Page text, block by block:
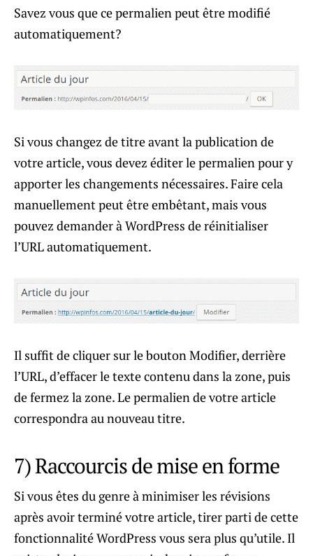
Savez vous que ce permalien peut être modifié
automatiquement?
Si vous changez de titre avant la publication de
votre article, vous devez éditer le permalien pour y
apporter les changements nécessaires. Faire cela
manuellement peut être embêtant, mais vous
pouvez demander à WordPress de réinitialiser
l’URL automatiquement.
Il suffit de cliquer sur le bouton Modifier, derrière
l’URL, d’effacer le texte contenu dans la zone, puis
de fermez la zone. Le permalien de votre article
correspondra au nouveau titre.
7) Raccourcis de mise en forme
Si vous êtes du genre à minimiser les révisions
après avoir terminé votre article, tirer parti de cette
fonctionnalité WordPress vous sera plus qu’utile. Il